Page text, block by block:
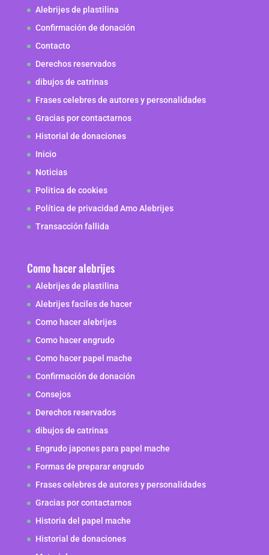
Alebrijes de plastilina
Confirmación de donación
Contacto
Derechos reservados
dibujos de catrinas
Frases celebres de autores y personalidades
Gracias por contactarnos
Historial de donaciones
Inicio
Noticias
Politica de cookies
Política de privacidad Amo Alebrijes
Transacción fallida
Como hacer alebrijes
Alebrijes de plastilina
Alebrijes faciles de hacer
Como hacer alebrijes
Como hacer engrudo
Como hacer papel mache
Confirmación de donación
Consejos
Derechos reservados
dibujos de catrinas
Engrudo japones para papel mache
Formas de preparar engrudo
Frases celebres de autores y personalidades
Gracias por contactarnos
Historia del papel mache
Historial de donaciones